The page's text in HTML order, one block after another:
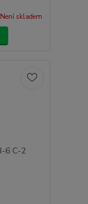
Není skladem